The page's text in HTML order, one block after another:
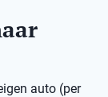
auto (per